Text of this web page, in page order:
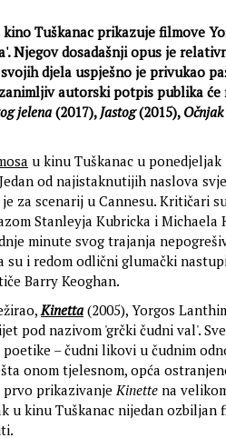
Tuškanac prikazuje filmove
Njegov dosadašnji opus je
djela uspješno je privukao
autorski potpis publika
jelena(2017), Jastog(2015), Očnjak
u kinu Tuškanac u ponedjeljak
od najistaknutijih naslova
za scenarij u Cannesu. Kritičari
Stanleyja Kubricka i Michaela
minute svog trajanja
su i redom odlični glumački
Barry Keoghan.
Kinetta (2005), Yorgos
pod nazivom 'grčki čudni val'.
– čudni likovi u čudnim
onom tjelesnom, opća
prvo prikazivanjeKinette na
u kinu Tuškanac nijedan